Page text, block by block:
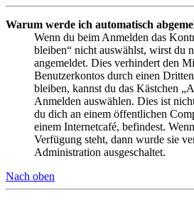
Warum werde ich automatisch
Wenn du beim Anmelden das
bleiben“ nicht auswählst, wirst du
angemeldet. Dies verhindert den
Benutzerkontos durch einen
bleiben, kannst du das Kästchen
Anmelden auswählen. Dies ist
du dich an einem öffentlichen
einem Internetcafé, befindest.
Verfügung steht, dann wurde sie
Administration ausgeschaltet.
Nach oben